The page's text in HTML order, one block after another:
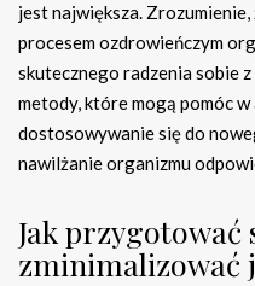
jest największa.
procesem ozdrowieńczym
skutecznego radzenia sobie
metody, które mogą pomóc
dostosowywanie się do
nawilżanie organizmu
Jak przygotować
zminimalizować